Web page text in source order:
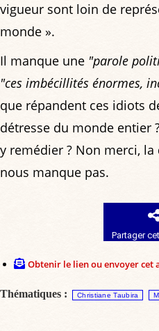
vigueur sont loin de
monde ».
Il manque une "parole
"ces imbécillités énormes,
que répandent ces idiots
détresse du monde entier
y remédier ? Non merci,
nous manque pas.
Partager
Obtenir le lien ou envoyer cet
Thématiques : Christiane Taubira